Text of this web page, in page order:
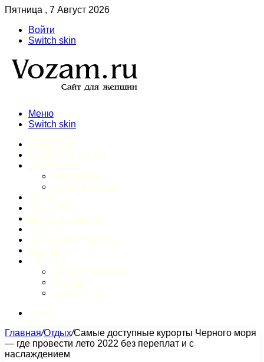
Пятница , 7 Август 2026
Войти
Switch skin
Меню
Switch skin
Главная/Отдых/Самые доступные курорты Черного моря
— где провести лето 2022 без переплат и с
наслаждением